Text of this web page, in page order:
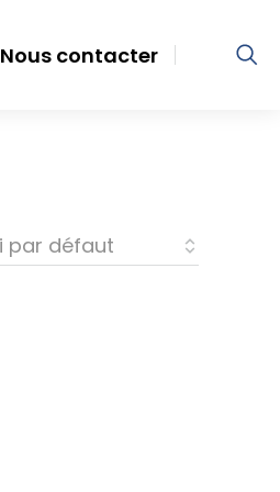
Nous contacter